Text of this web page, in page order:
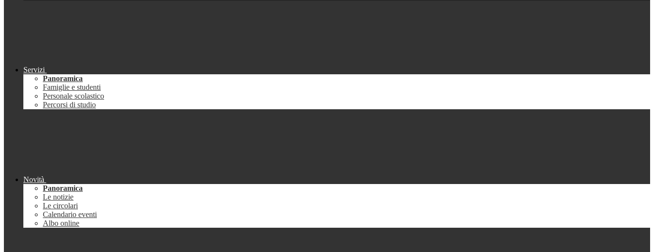
Servizi
Panoramica
Famiglie e studenti
Personale scolastico
Percorsi di studio
Novità
Panoramica
Le notizie
Le circolari
Calendario eventi
Albo online